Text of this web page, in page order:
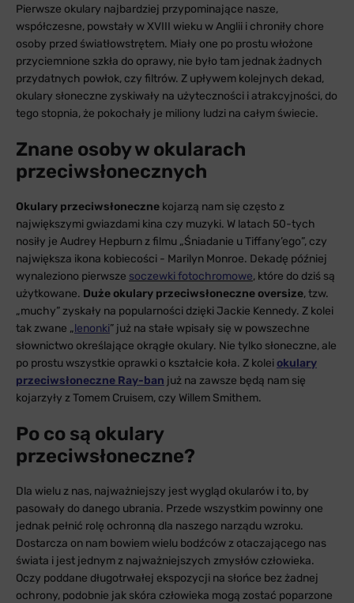
Pierwsze okulary najbardziej przypominające nasze,
współczesne, powstały w XVIII wieku w Anglii i chroniły chore
osoby przed światłowstrętem. Miały one po prostu włożone
przyciemnione szkła do oprawy, nie było tam jednak żadnych
przydatnych powłok, czy filtrów. Z upływem kolejnych dekad,
okulary słoneczne zyskiwały na użyteczności i atrakcyjności, do
tego stopnia, że pokochały je miliony ludzi na całym świecie.
Znane osoby w okularach
przeciwsłonecznych
Okulary przeciwsłoneczne kojarzą nam się często z
największymi gwiazdami kina czy muzyki. W latach 50-tych
nosiły je Audrey Hepburn z filmu „Śniadanie u Tiffany’ego”, czy
największa ikona kobiecości - Marilyn Monroe. Dekadę później
wynaleziono pierwsze soczewki fotochromowe, które do dziś są
użytkowane. Duże okulary przeciwsłoneczne oversize, tzw.
„muchy” zyskały na popularności dzięki Jackie Kennedy. Z kolei
tak zwane „lenonki” już na stałe wpisały się w powszechne
słownictwo określające okrągłe okulary. Nie tylko słoneczne, ale
po prostu wszystkie oprawki o kształcie koła. Z koleiokulary
przeciwsłoneczne Ray-ban już na zawsze będą nam się
kojarzyły z Tomem Cruisem, czy Willem Smithem.
Po co są okulary
przeciwsłoneczne?
Dla wielu z nas, najważniejszy jest wygląd okularów i to, by
pasowały do danego ubrania. Przede wszystkim powinny one
jednak pełnić rolę ochronną dla naszego narządu wzroku.
Dostarcza on nam bowiem wielu bodźców z otaczającego nas
świata i jest jednym z najważniejszych zmysłów człowieka.
Oczy poddane długotrwałej ekspozycji na słońce bez żadnej
ochrony, podobnie jak skóra człowieka mogą zostać poparzone